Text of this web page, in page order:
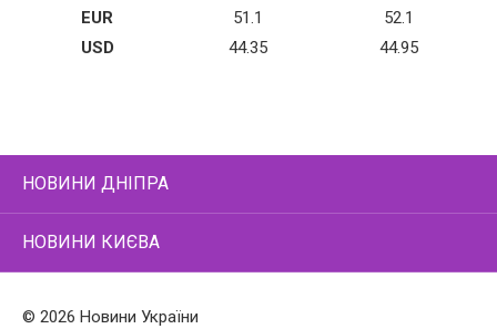
EUR
51.1
52.1
USD
44.35 44.95
НОВИНИ ДНІПРА
НОВИНИ КИЄВА
© 2026 Новини України